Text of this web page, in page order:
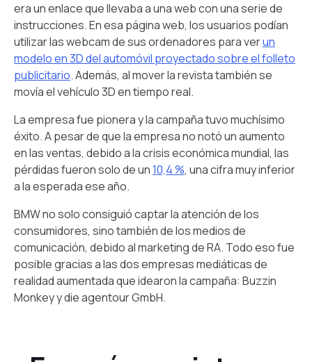
era un enlace que llevaba a una web con una serie de
instrucciones. En esa página web, los usuarios podían
utilizar las webcam de sus ordenadores para verun
modelo en 3D del automóvil proyectado sobre el folleto
publicitario. Además, al mover la revista también se
movía el vehículo 3D en tiempo real.
La empresa fue pionera y la campaña tuvo muchísimo
éxito. A pesar de que la empresa no notó un aumento
en las ventas, debido a la crisis económica mundial, las
pérdidas fueron solo de un10,4 %, una cifra muy inferior
a la esperada ese año.
BMW no solo consiguió captar la atención de los
consumidores, sino también de los medios de
comunicación, debido al marketing de RA. Todo eso fue
posible gracias a las dos empresas mediáticas de
realidad aumentada que idearon la campaña: Buzzin
Monkey y die agentour GmbH.